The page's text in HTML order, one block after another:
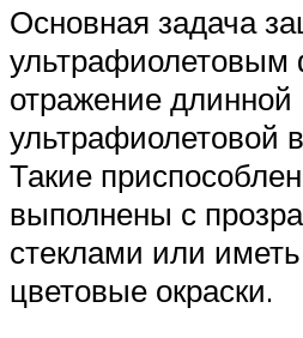
Основная задача
отражение длинной
ультрафиолетовой
Такие
выполнены с
стеклами или
цветовые окраски.